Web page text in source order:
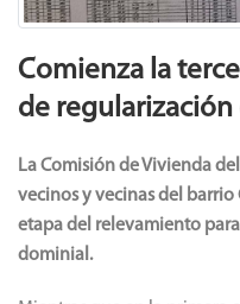
Comienza la
de regularización
La Comisión de Vivienda
vecinos y vecinas del
etapa del relevamiento
dominial.